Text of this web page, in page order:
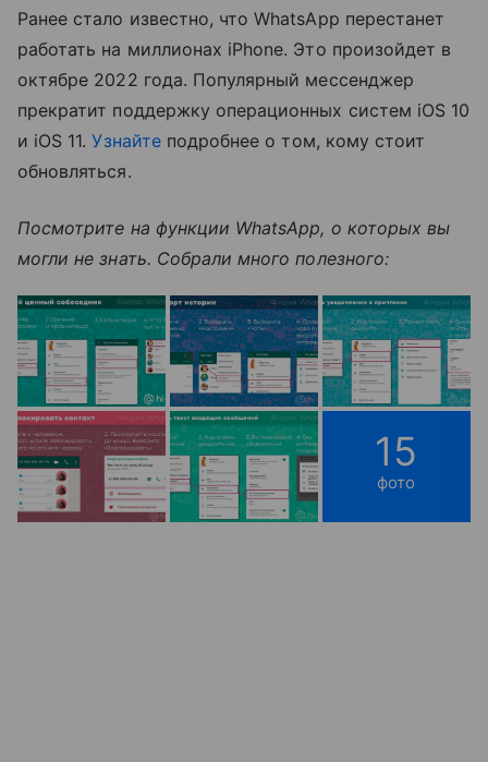
Ранее стало известно, что WhatsApp перестанет
работать на миллионах iPhone. Это произойдет в
октябре 2022 года. Популярный мессенджер
прекратит поддержку операционных систем iOS 10
и iOS 11.Узнайтеподробнее о том, кому стоит
обновляться.
Посмотрите на функции WhatsApp, о которых вы
могли не знать. Собрали много полезного:
15
фото